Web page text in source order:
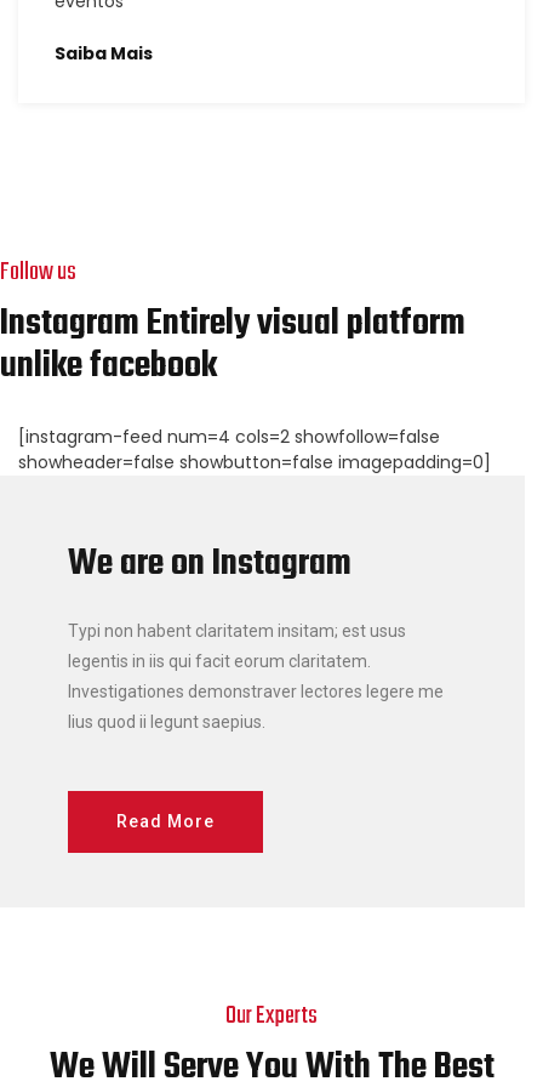
Saiba Mais
Follow us
Instagram Entirely visual platform
unlike facebook
[instagram-feed num=4 cols=2 showfollow=false
showheader=false showbutton=false imagepadding=0]
We are on Instagram
Typi non habent claritatem insitam; est usus
legentis in iis qui facit eorum claritatem.
Investigationes demonstraver lectores legere me
lius quod ii legunt saepius.
Read More
Our Experts
We Will Serve You With The Best